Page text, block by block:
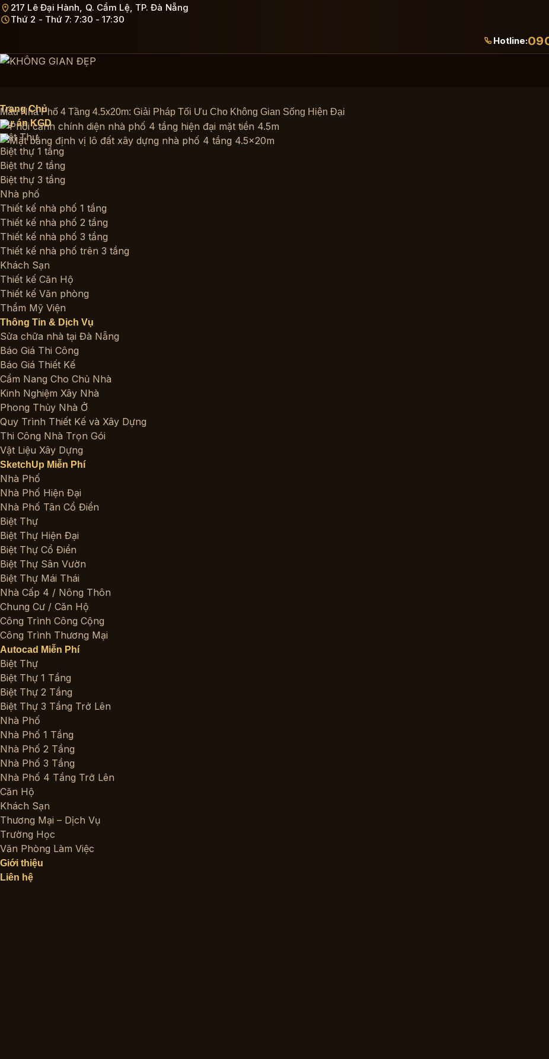
Bỏ
qua
217 Lê Đại Hành, Q. Cẩm Lệ, TP. Đà Nẵng
Thứ 2 - Thứ 7: 7:30 - 17:30
Hotline:
Trang Chủ
Dự án KGD
Biệt Thự
Biệt thự 1 tầng
Biệt thự 2 tầng
Biệt thự 3 tầng
Nhà phố
Thiết kế nhà phố 1 tầng
Thiết kế nhà phố 2 tầng
Thiết kế nhà phố 3 tầng
Thiết kế nhà phố trên 3 tầng
Khách Sạn
Thiết kế Căn Hộ
Thiết kế Văn phòng
Thẩm Mỹ Viện
Thông Tin & Dịch Vụ
Sửa chữa nhà tại Đà Nẵng
Báo Giá Thi Công
Báo Giá Thiết Kế
Cẩm Nang Cho Chủ Nhà
Kinh Nghiệm Xây Nhà
Phong Thủy Nhà Ở
Quy Trình Thiết Kế và Xây Dựng
Thi Công Nhà Trọn Gói
Vật Liệu Xây Dựng
SketchUp Miễn Phí
Nhà Phố
Nhà Phố Hiện Đại
Nhà Phố Tân Cổ Điển
Biệt Thự
Biệt Thự Hiện Đại
Biệt Thự Cổ Điển
Biệt Thự Sân Vườn
Biệt Thự Mái Thái
Nhà Cấp 4 / Nông Thôn
Chung Cư / Căn Hộ
Công Trình Công Cộng
Công Trình Thương Mại
Autocad Miễn Phí
Biệt Thự
Biệt Thự 1 Tầng
Biệt Thự 2 Tầng
Biệt Thự 3 Tầng Trở Lên
Nhà Phố
Nhà Phố 1 Tầng
Nhà Phố 2 Tầng
Nhà Phố 3 Tầng
Nhà Phố 4 Tầng Trở Lên
Căn Hộ
Khách Sạn
Thương Mại – Dịch Vụ
Trường Học
Văn Phòng Làm Việc
Giới thiệu
Liên hệ
Mẫu Nhà Phố 4 Tầng 4.5x20m: Giải Pháp Tối Ưu Cho Không Gian Sống Hiện Đại